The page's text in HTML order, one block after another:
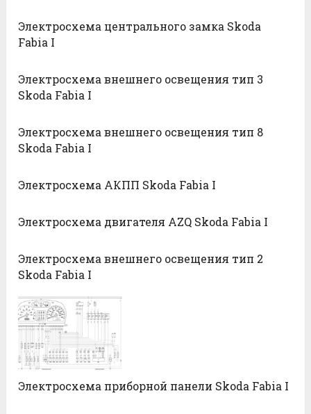
Электросхема центрального замка Skoda
Fabia I
Электросхема внешнего освещения тип 3
Skoda Fabia I
Электросхема внешнего освещения тип 8
Skoda Fabia I
Электросхема АКПП Skoda Fabia I
Электросхема двигателя AZQ Skoda Fabia I
Электросхема внешнего освещения тип 2
Skoda Fabia I
Электросхема приборной панели Skoda Fabia I